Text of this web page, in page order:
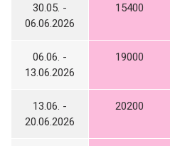
30.05. -
06.06.2026
15400
06.06. -
13.06.2026
19000
13.06. -
20.06.2026
20200